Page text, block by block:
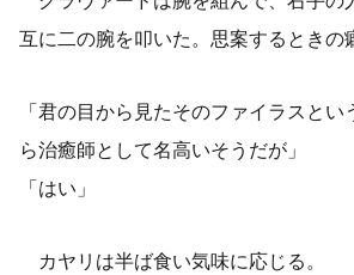
互に二の腕を叩いた。思案するときの
「君の目から見たそのファイラスと
ら治癒師として名高いそうだが」
「はい」
カヤリは半ば食い気味に応じる。